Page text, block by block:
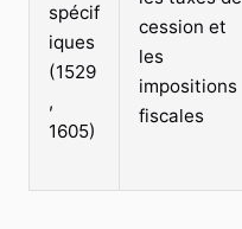
spécif
iques
(1529
,
1605)
cession et
les
impositions
fiscales